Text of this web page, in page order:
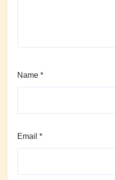
Name *
Email *